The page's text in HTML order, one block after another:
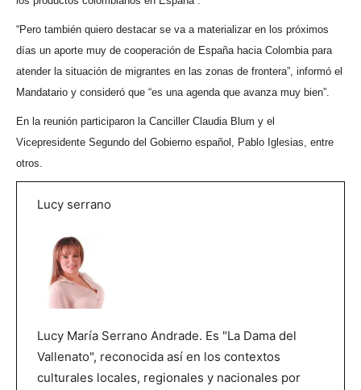
“Pero también quiero destacar se va a materializar en los próximos
días un aporte muy de cooperación de España hacia Colombia para
atender la situación de migrantes en las zonas de frontera”, informó el
Mandatario y consideró que “es una agenda que avanza muy bien”.
En la reunión participaron la Canciller Claudia Blum y el
Vicepresidente Segundo del Gobierno español, Pablo Iglesias, entre
otros.
Lucy serrano
Lucy María Serrano Andrade. Es "La Dama del
Vallenato", reconocida así en los contextos
culturales locales, regionales y nacionales por